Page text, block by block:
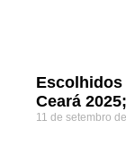
Ceará
11 de setembro